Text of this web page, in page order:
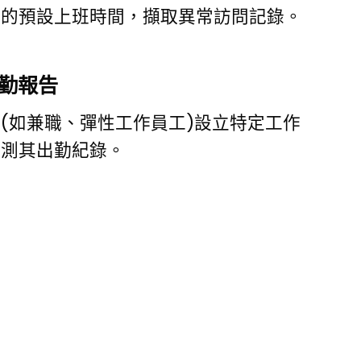
預設上班時間，擷取異常訪問記錄。
報告
如兼職、彈性工作員工)設立特定工作
其出勤紀錄。